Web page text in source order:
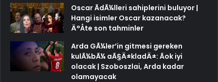
Oscar ÃdÃ¼lleri sahiplerini buluyor |
Hangi isimler Oscar kazanacak?
Ä°Åte son tahminler
Arda GÃ¼ler’in gitmesi gereken
kulÃ¼bÃ¼ aÃ§Ä±kladÄ±: Ãok iyi
olacak | Szoboszlai, Arda kadar
olamayacak